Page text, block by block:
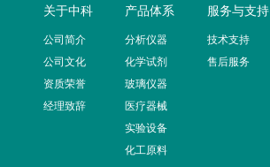
关于中科
公司简介
公司文化
资质荣誉
经理致辞
产品体系
分析仪器
化学试剂
玻璃仪器
医疗器械
实验设备
化工原料
服务与支持
技术支持
售后服务